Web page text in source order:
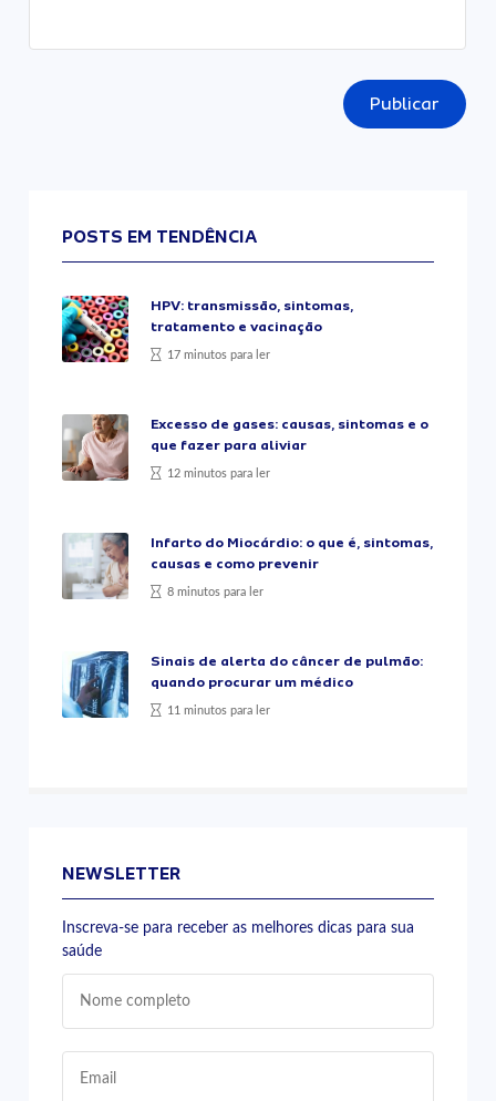
Publicar
POSTS EM TENDÊNCIA
HPV: transmissão, sintomas,
tratamento e vacinação
17 minutos para ler
Excesso de gases: causas, sintomas e o
que fazer para aliviar
12 minutos para ler
Infarto do Miocárdio: o que é, sintomas,
causas e como prevenir
8 minutos para ler
Sinais de alerta do câncer de pulmão:
quando procurar um médico
11 minutos para ler
NEWSLETTER
Inscreva-se para receber as melhores dicas para sua
saúde